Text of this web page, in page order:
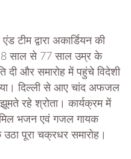
टीम द्वारा अकार्डियन की
8 साल से 77 साल उम्र के
दी और समारोह में पहुंचे विदेशी
दिल्ली से आए चांद अफजल
रहे श्रोता। कार्यक्रम में
भजन एवं गजल गायक
पूरा चक्रधर समारोह।